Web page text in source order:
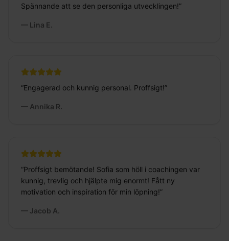
Spännande att se den personliga utvecklingen!”
— Lina E.
“Engagerad och kunnig personal. Proffsigt!”
— Annika R.
“Proffsigt bemötande! Sofia som höll i coachingen var
kunnig, trevlig och hjälpte mig enormt! Fått ny
motivation och inspiration för min löpning!”
— Jacob A.